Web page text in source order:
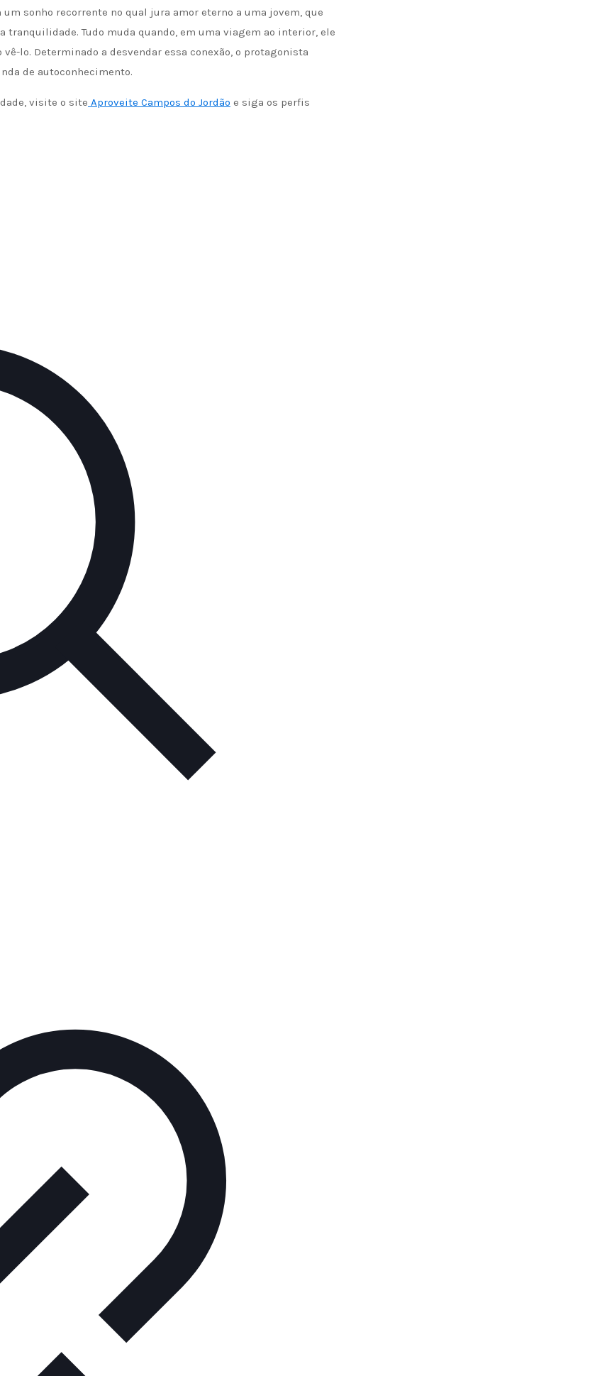
sonho recorrente no qual jura amor eterno a uma jovem, que
Tudo muda quando, em uma viagem ao interior, ele
lo. Determinado a desvendar essa conexão, o protagonista
de autoconhecimento.
visite o site Aproveite Campos do Jordão e siga os perfis